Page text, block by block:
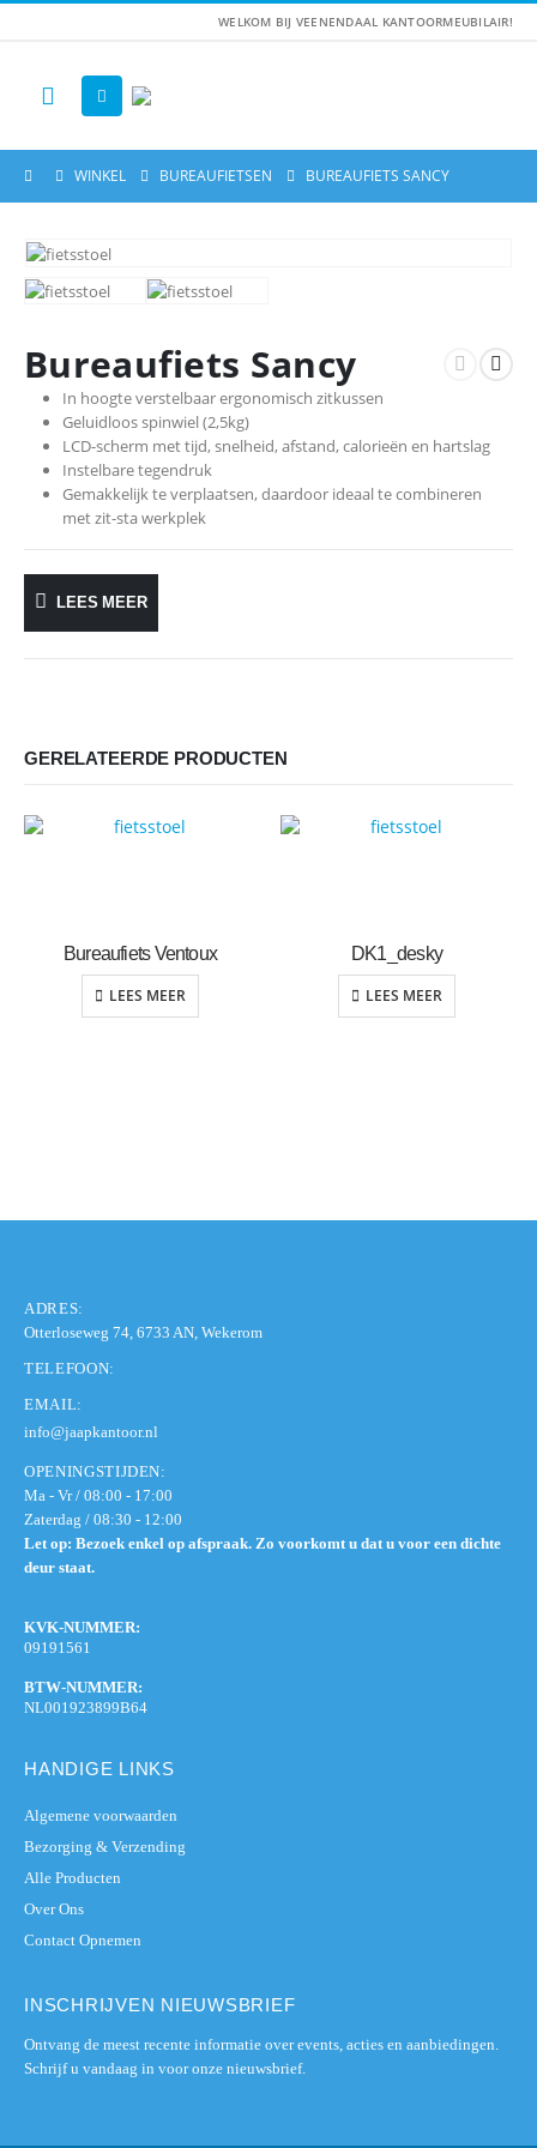
WELKOM BIJ VEENENDAAL KANTOORMEUBILAIR!
WINKEL BUREAUFIETSEN BUREAUFIETS SANCY
Bureaufiets Sancy
In hoogte verstelbaar ergonomisch zitkussen
Geluidloos spinwiel (2,5kg)
LCD-scherm met tijd, snelheid, afstand, calorieën en hartslag
Instelbare tegendruk
Gemakkelijk te verplaatsen, daardoor ideaal te combineren
met zit-sta werkplek
LEES MEER
GERELATEERDE PRODUCTEN
Bureaufiets Ventoux
LEES MEER
DK1_desky
LEES MEER
ADRES:
Otterloseweg 74, 6733 AN, Wekerom
TELEFOON:
EMAIL:
info@jaapkantoor.nl
OPENINGSTIJDEN:
Ma - Vr / 08:00 - 17:00
Zaterdag / 08:30 - 12:00
Let op: Bezoek enkel op afspraak. Zo voorkomt u dat u voor een dichte
deur staat.
KVK-NUMMER:
09191561
BTW-NUMMER:
NL001923899B64
HANDIGE LINKS
Algemene voorwaarden
Bezorging & Verzending
Alle Producten
Over Ons
Contact Opnemen
INSCHRIJVEN NIEUWSBRIEF
Ontvang de meest recente informatie over events, acties en aanbiedingen.
Schrijf u vandaag in voor onze nieuwsbrief.